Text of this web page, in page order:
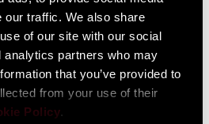
our traffic. We also share
of our site with our social
analytics partners who may
that you’ve provided to
from your use of their
Policy.